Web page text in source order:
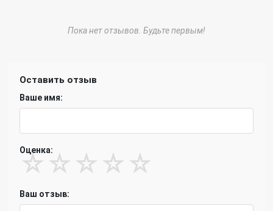
Пока нет отзывов. Будьте первым!
Оставить отзыв
Ваше имя:
Оценка:
☆ ☆ ☆ ☆ ☆
Ваш отзыв: